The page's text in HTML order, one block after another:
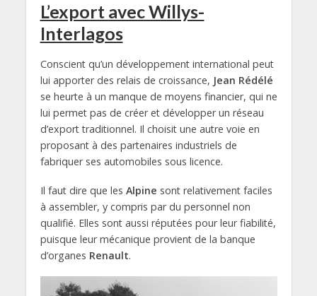
L’export avec Willys-
Interlagos
Conscient qu’un développement international peut
lui apporter des relais de croissance, Jean Rédélé
se heurte à un manque de moyens financier, qui ne
lui permet pas de créer et développer un réseau
d’export traditionnel. Il choisit une autre voie en
proposant à des partenaires industriels de
fabriquer ses automobiles sous licence.
Il faut dire que les Alpine sont relativement faciles
à assembler, y compris par du personnel non
qualifié. Elles sont aussi réputées pour leur fiabilité,
puisque leur mécanique provient de la banque
d’organes Renault.